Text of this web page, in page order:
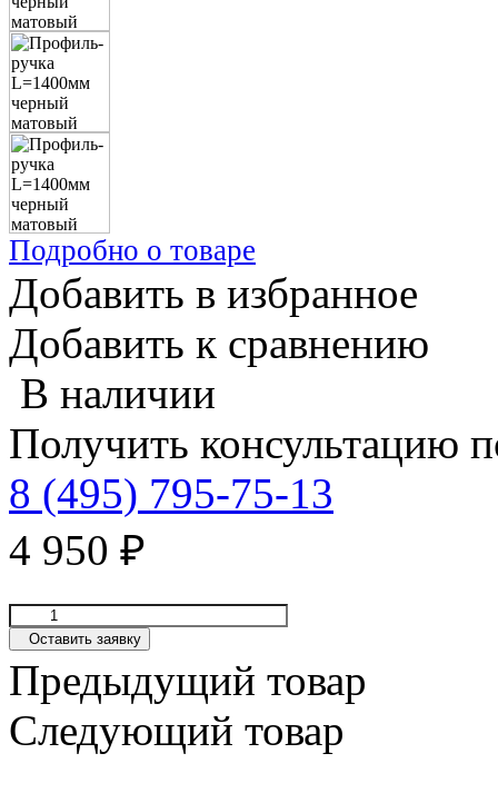
Подробно о товаре
Добавить в избранное
Добавить к сравнению
В наличии
Получить консультацию
8 (495) 795-75-13
4 950 ₽
Оставить заявку
Предыдущий товар
Следующий товар